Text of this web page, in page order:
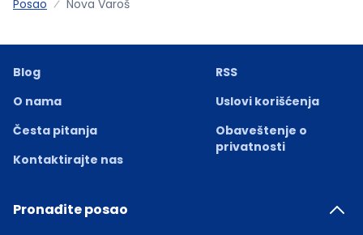
Posao Nova Varoš
Blog
O nama
Česta pitanja
Kontaktirajte nas
RSS
Uslovi korišćenja
Obaveštenje o
privatnosti
Pronađite posao